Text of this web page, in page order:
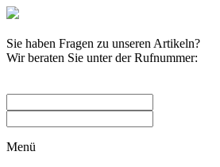
Sie haben Fragen zu unseren Artikeln?
Wir beraten Sie unter der Rufnummer:
Menü